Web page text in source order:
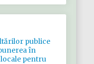
publice
în
pentru